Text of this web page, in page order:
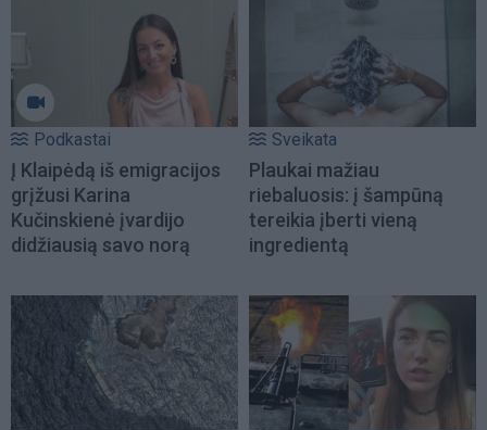
Podkastai
Į Klaipėdą iš emigracijos
grįžusi Karina
Kučinskienė įvardijo
didžiausią savo norą
Sveikata
Plaukai mažiau
riebaluosis: į šampūną
tereikia įberti vieną
ingredientą